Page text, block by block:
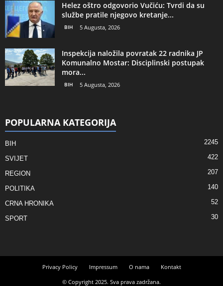
Helez oštro odgovorio Vučiću: Tvrdi da su
službe pratile njegovo kretanje...
BIH 5 Augusta, 2026
Inspekcija naložila povratak 22 radnika JP
Komunalno Mostar: Disciplinski postupak
mora...
BIH 5 Augusta, 2026
POPULARNA KATEGORIJA
BIH 2245
SVIJET 422
REGION 207
POLITIKA 140
CRNA HRONIKA 52
SPORT 30
Privacy Policy Impressum O nama
Kontakt
© Copyright 2025. Sva prava zadržana.